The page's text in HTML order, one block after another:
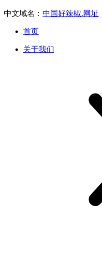
中文域名： 中国好辣椒.网址
首页
关于我们